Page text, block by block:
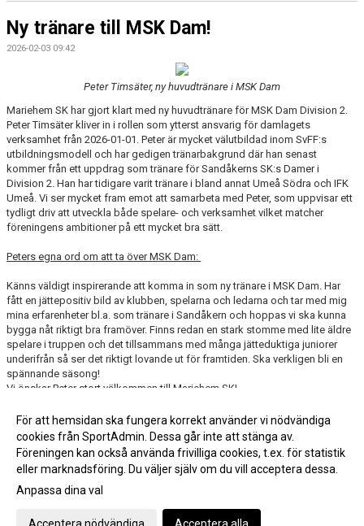
Ny tränare till MSK Dam!
2026-02-03 09:42
Peter Timsäter, ny huvudtränare i MSK Dam
Mariehem SK har gjort klart med ny huvudtränare för MSK Dam Division 2.
Peter Timsäter kliver in i rollen som ytterst ansvarig för damlagets
verksamhet från 2026-01-01. Peter är mycket välutbildad inom SvFF:s
utbildningsmodell och har gedigen tränarbakgrund där han senast
kommer från ett uppdrag som tränare för Sandåkerns SK:s Damer i
Division 2. Han har tidigare varit tränare i bland annat Umeå Södra och IFK
Umeå. Vi ser mycket fram emot att samarbeta med Peter, som uppvisar ett
tydligt driv att utveckla både spelare- och verksamhet vilket matcher
föreningens ambitioner på ett mycket bra sätt.
Peters egna ord om att ta över MSK Dam:
Känns väldigt inspirerande att komma in som ny tränare i MSK Dam. Har
fått en jättepositiv bild av klubben, spelarna och ledarna och tar med mig
mina erfarenheter bl.a. som tränare i Sandåkern och hoppas vi ska kunna
bygga nåt riktigt bra framöver. Finns redan en stark stomme med lite äldre
spelare i truppen och det tillsammans med många jätteduktiga juniorer
underifrån så ser det riktigt lovande ut för framtiden. Ska verkligen bli en
spännande säsong!
Vi önskar Peter stort välkommen till Mariehem SK!
Fler nyheter >>
Gå till Webbversion
För att hemsidan ska fungera korrekt använder vi nödvändiga
cookies från SportAdmin. Dessa går inte att stänga av.
Föreningen kan också använda frivilliga cookies, t.ex. för statistik
eller marknadsföring. Du väljer själv om du vill acceptera dessa.
Anpassa dina val